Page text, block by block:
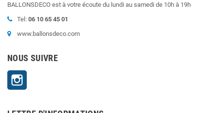
BALLONSDECO est à votre écoute du lundi au samedi de 10h à 19h
Tel: 06 10 65 45 01
www.ballonsdeco.com
NOUS SUIVRE